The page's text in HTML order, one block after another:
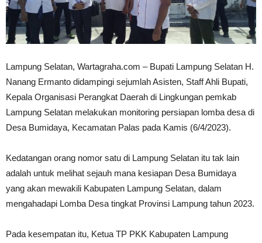
Lampung Selatan, Wartagraha.com – Bupati Lampung Selatan H.
Nanang Ermanto didampingi sejumlah Asisten, Staff Ahli Bupati,
Kepala Organisasi Perangkat Daerah di Lingkungan pemkab
Lampung Selatan melakukan monitoring persiapan lomba desa di
Desa Bumidaya, Kecamatan Palas pada Kamis (6/4/2023).
Kedatangan orang nomor satu di Lampung Selatan itu tak lain
adalah untuk melihat sejauh mana kesiapan Desa Bumidaya
yang akan mewakili Kabupaten Lampung Selatan, dalam
mengahadapi Lomba Desa tingkat Provinsi Lampung tahun 2023.
Pada kesempatan itu, Ketua TP PKK Kabupaten Lampung